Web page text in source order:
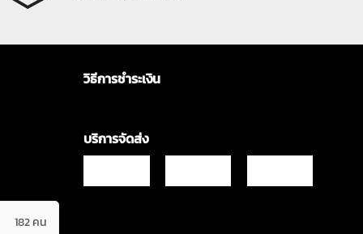
182 คน
วิธีการชำระเงิน
บริการจัดส่ง